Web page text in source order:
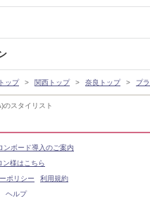
のスタイリスト
ップ 関西トップ 奈良トップ プ
ボード導入のご案内
ン様はこちら
ポリシー
利用規約
ヘルプ